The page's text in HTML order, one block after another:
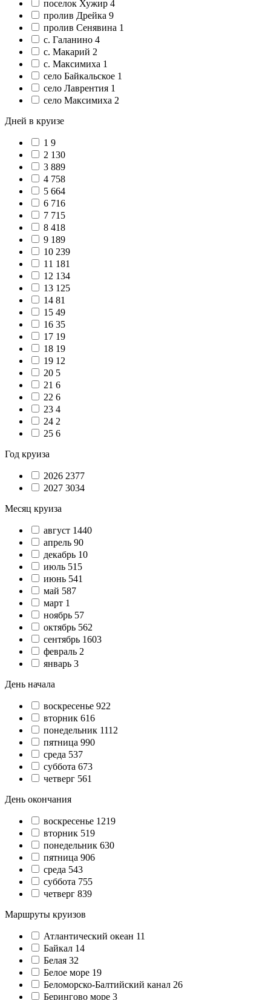
поселок Хужир 4
пролив Дрейка 9
пролив Сенявина 1
с. Галанино 4
с. Макарий 2
с. Максимиха 1
село Байкальское 1
село Лаврентия 1
село Максимиха 2
Дней в круизе
1 9
2 130
3 889
4 758
5 664
6 716
7 715
8 418
9 189
10 239
11 181
12 134
13 125
14 81
15 49
16 35
17 19
18 19
19 12
20 5
21 6
22 6
23 4
24 2
25 6
Год круиза
2026 2377
2027 3034
Месяц круиза
август 1440
апрель 90
декабрь 10
июль 515
июнь 541
май 587
март 1
ноябрь 57
октябрь 562
сентябрь 1603
февраль 2
январь 3
День начала
воскресенье 922
вторник 616
понедельник 1112
пятница 990
среда 537
суббота 673
четверг 561
День окончания
воскресенье 1219
вторник 519
понедельник 630
пятница 906
среда 543
суббота 755
четверг 839
Маршруты круизов
Атлантический океан 11
Байкал 14
Белая 32
Белое море 19
Беломорско-Балтийский канал 26
Берингово море 3